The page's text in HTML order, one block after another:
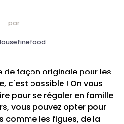
par
de façon originale pour les
c'est possible ! On vous
pour se régaler en famille
vous pouvez opter pour
comme les figues, de la